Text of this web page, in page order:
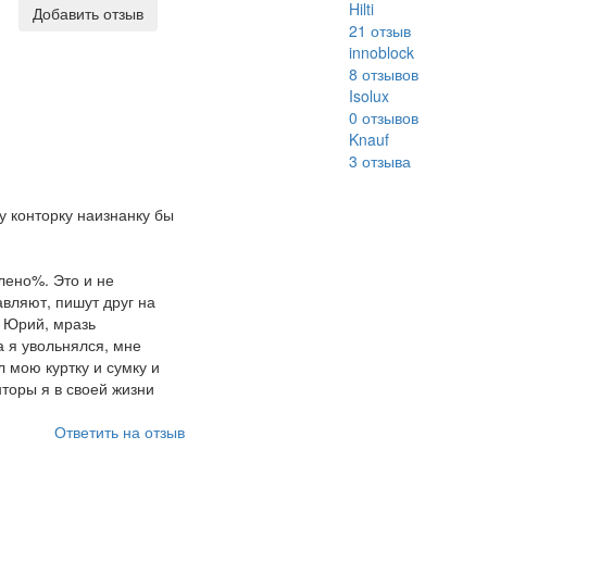
Добавить отзыв
наизнанку бы
Это и не
пишут друг на
Юрий, мразь
я увольнялся, мне
мою куртку и сумку и
я в своей жизни
Ответить на отзыв
Hilti
21 отзыв
innoblock
8 отзывов
Isolux
0 отзывов
Knauf
3 отзыва